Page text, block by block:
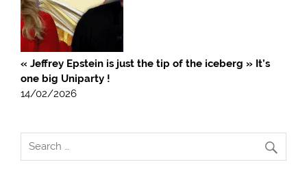
« Jeffrey Epstein is just the tip of the iceberg » It’s
one big Uniparty !
14/02/2026